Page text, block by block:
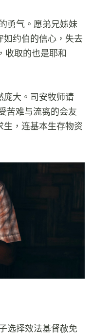
勇气。愿弟兄姊妹
约伯的信心，失去
收取的也是耶和
庞大。司安牧师请
苦难与流离的会友
，连基本生存物资
选择效法基督赦免